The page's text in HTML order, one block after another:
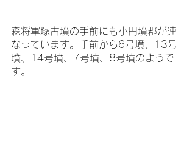
森将軍塚古墳の手前にも小円墳郡が連
なっています。手前から6号墳、13号
墳、14号墳、7号墳、8号墳のようで
す。